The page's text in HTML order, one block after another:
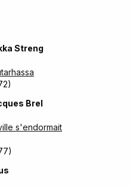
Streng
Brel
s'endormait